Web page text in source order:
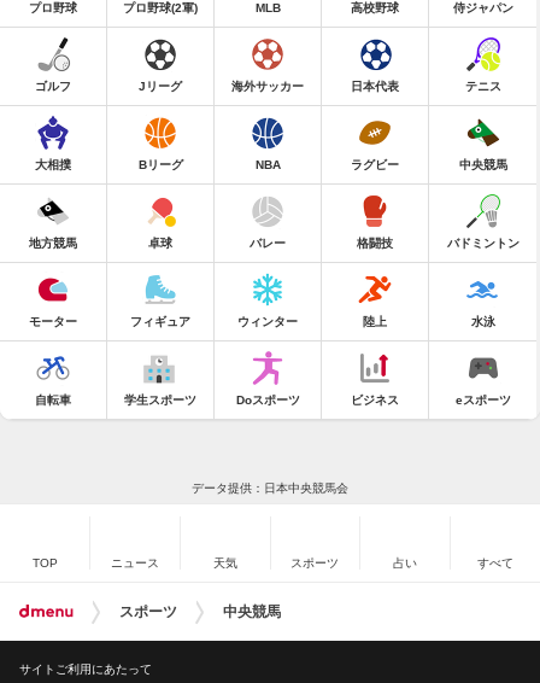
プロ野球 プロ野球(2軍) MLB 高校野球 侍ジャパン
ゴルフ Jリーグ 海外サッカー 日本代表 テニス
大相撲 Bリーグ NBA ラグビー 中央競馬
地方競馬 卓球 バレー 格闘技 バドミントン
モーター フィギュア ウィンター 陸上 水泳
自転車 学生スポーツ Doスポーツ ビジネス eスポーツ
データ提供：日本中央競馬会
TOP ニュース 天気 スポーツ 占い すべて
スポーツ 中央競馬
サイトご利用にあたって